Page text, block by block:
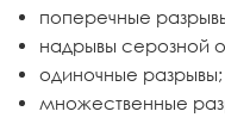
поперечные
надрывы серозной
одиночные разрывы;
множественные